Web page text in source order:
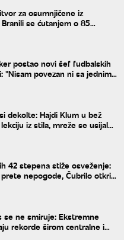
za osumnjičene iz
se ćutanjem o 85
postao novi šef fudbalskih
"Nisam povezan ni sa jednim
dekolte: Hajdi Klum u bež
iz stila, mreže se usijale
42 stepena stiže osveženje:
nepogode, Čubrilo otkrio
se ne smiruje: Ekstremne
rekorde širom centralne i